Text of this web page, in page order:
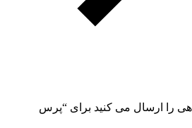
را ارسال می کنید برای “پرس